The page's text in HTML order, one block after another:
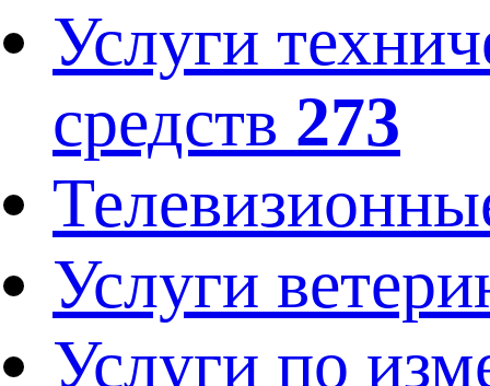
Услуги
средств 273
Услуги
Услуги по